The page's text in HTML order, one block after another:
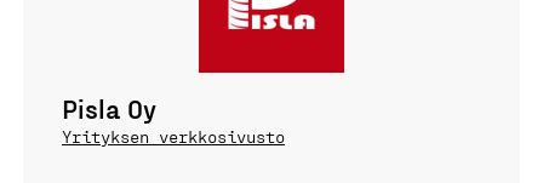
Pisla Oy
Yrityksen verkkosivusto